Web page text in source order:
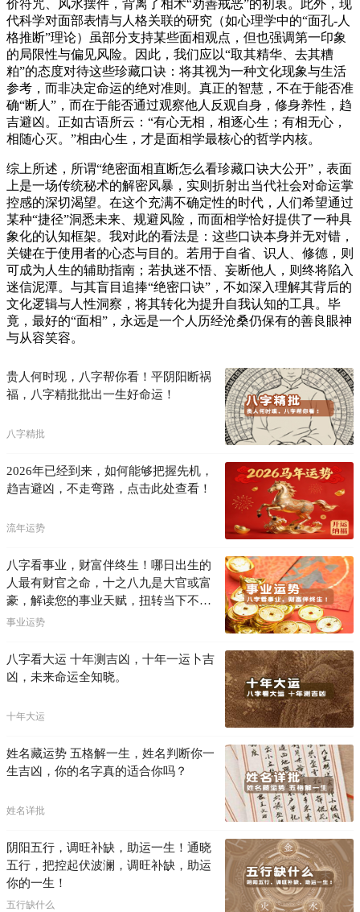
价符咒、风水摆件，背离了相术“劝善戒恶”的初衷。此外，现
代科学对面部表情与人格关联的研究（如心理学中的“面孔-人
格推断”理论）虽部分支持某些面相观点，但也强调第一印象
的局限性与偏见风险。因此，我们应以“取其精华、去其糟
粕”的态度对待这些珍藏口诀：将其视为一种文化现象与生活
参考，而非决定命运的绝对准则。真正的智慧，不在于能否准
确“断人”，而在于能否通过观察他人反观自身，修身养性，趋
吉避凶。正如古语所云：“有心无相，相逐心生；有相无心，
相随心灭。”相由心生，才是面相学最核心的哲学内核。
综上所述，所谓“绝密面相直断怎么看珍藏口诀大公开”，表面
上是一场传统秘术的解密风暴，实则折射出当代社会对命运掌
控感的深切渴望。在这个充满不确定性的时代，人们希望通过
某种“捷径”洞悉未来、规避风险，而面相学恰好提供了一种具
象化的认知框架。我对此的看法是：这些口诀本身并无对错，
关键在于使用者的心态与目的。若用于自省、识人、修德，则
可成为人生的辅助指南；若执迷不悟、妄断他人，则终将陷入
迷信泥潭。与其盲目追捧“绝密口诀”，不如深入理解其背后的
文化逻辑与人性洞察，将其转化为提升自我认知的工具。毕
竟，最好的“面相”，永远是一个人历经沧桑仍保有的善良眼神
与从容笑容。
贵人何时现，八字帮你看！平阴阳断祸
福，八字精批批出一生好命运！
八字精批
2026年已经到来，如何能够把握先机，
趋吉避凶，不走弯路，点击此处查看！
流年运势
八字看事业，财富伴终生！哪日出生的
人最有财官之命，十之八九是大官或富
豪，解读您的事业天赋，扭转当下不利
困局！！
事业运势
八字看大运 十年测吉凶，十年一运卜吉
凶，未来命运全知晓。
十年大运
姓名藏运势 五格解一生，姓名判断你一
生吉凶，你的名字真的适合你吗？
姓名详批
阴阳五行，调旺补缺，助运一生！通晓
五行，把控起伏波澜，调旺补缺，助运
你的一生！
五行缺什么